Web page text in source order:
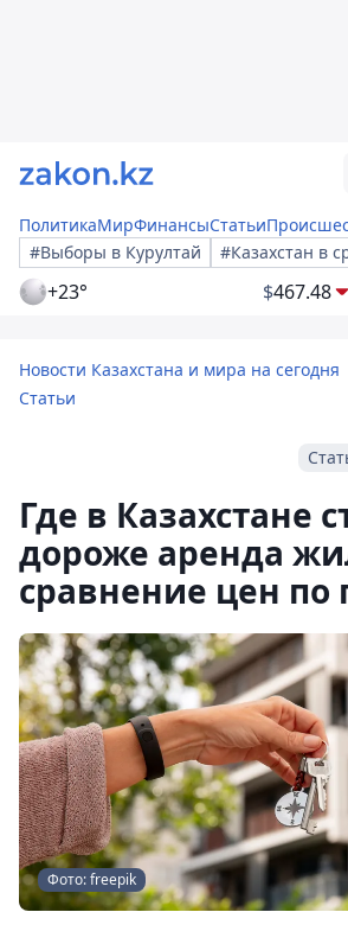
ПолитикаМирФинансыСтатьи
#Выборы в Курултай
#Казахстан в
+23° $467.48
Новости Казахстана и мира на сегодня
Статьи
Где в Казахстане
дороже аренда
сравнение цен по
Фото: freepik